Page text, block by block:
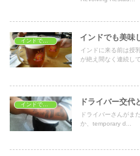
インドでも美味
インドに来る前は授
が絶え間なく連続し
インドでレストラン ドライバー交代
ドライバーさんがま
か、temporary d...